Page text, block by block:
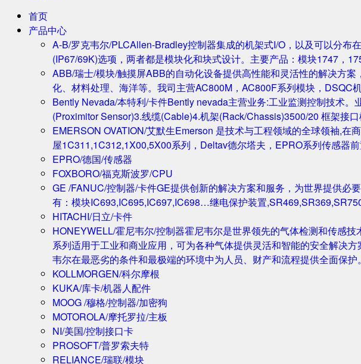
首页
产品中心
A-B/罗克韦尔/PLCAllen-Bradley控制器集成的机架式I/O，以及可以分布
(IP67/69K)选项，两者都是模块化和块式设计。主要产品：模块1747，
ABB/瑞士/模块/触摸屏ABB的自动化设备提供高性能和灵活性的解决方
化、材料处理、海洋等。我司主营AC800M，AC800F系列模块，DSQC
Bently Nevada/本特利/卡件Bently nevada主营业务:工业监测控制技术
(Proximitor Sensor)3.线缆(Cable)4.机架(Rack/Chassis)3500/20 框架
EMERSON OVATION/艾默生Emerson 是技术与工程领域的全球领袖,在
屋1C311,1C312,1X00,5X00系列，Deltav德尔塔夫，EPRO系列传感
EPRO/德国/传感器
FOXBORO/福克斯波罗/CPU
GE /FANUC/控制器/卡件GE提供创新的解决方案和服务，为世界提供必
有：模块IC693,IC695,IC697,IC698…继电保护装置
HITACHI/日立/卡件
HONEYWELL/霍尼韦尔/控制器霍尼韦尔是世界领先的气体检测和传感
系列适用于工业和商业应用，可为各种气体提供灵活和智能的安全解决
韦尔在最恶劣的条件和最极端的环境中为人员、财产和流程提供全面保护。
KOLLMORGEN/科尔摩根
KUKA/库卡/机器人配件
MOOG /穆格/控制器/加密狗
MOTOROLA/摩托罗拉/主板
NI/美国/控制接口卡
PROSOFT/普罗索夫特
RELIANCE/瑞联/模块